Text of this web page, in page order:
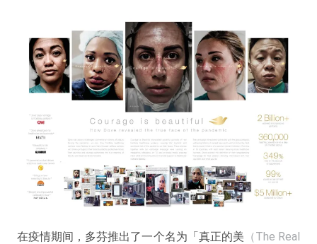
在疫情期间，多芬推出了一个名为「真正的美 （The Real